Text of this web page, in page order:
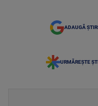
ADAUGĂ
URMĂREȘTE